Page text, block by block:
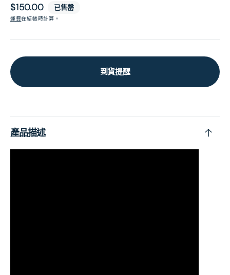
原
價
$150.00 已售罄
運費在結帳時計算。
到貨提醒
產品描述